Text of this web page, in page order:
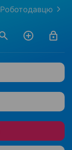
Роботодавцю